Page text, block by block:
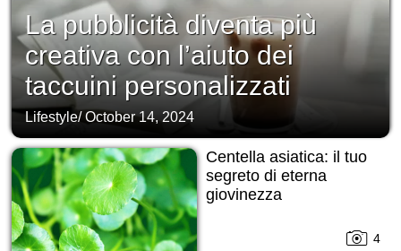
La pubblicità diventa più
creativa con l’aiuto dei
taccuini personalizzati
Lifestyle/October 14, 2024
Centella asiatica: il tuo
segreto di eterna
giovinezza
4